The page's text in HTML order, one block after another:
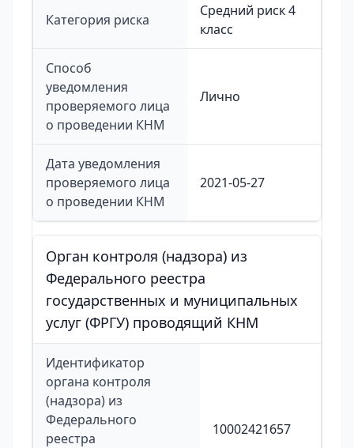
Категория риска
Средний риск 4
класс
Способ
уведомления
проверяемого лица
о проведении КНМ
Лично
Дата уведомления
проверяемого лица
о проведении КНМ
2021-05-27
Орган контроля (надзора) из
Федерального реестра
государственных и муниципальных
услуг (ФРГУ) проводящий КНМ
Идентификатор
органа контроля
(надзора) из
Федерального
реестра
10002421657